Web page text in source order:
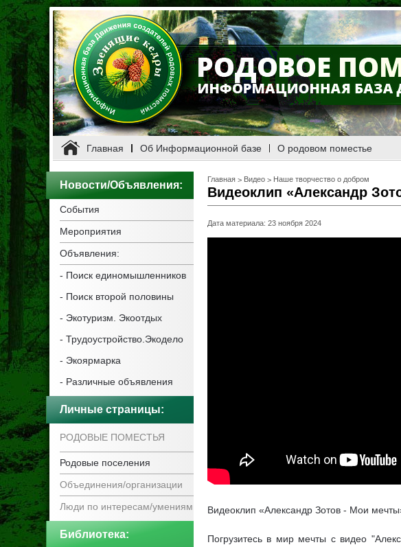
Главная Об Информационной базе О родовом поместье
Новости/Объявления:
События
Мероприятия
Объявления:
- Поиск единомышленников
- Поиск второй половины
- Экотуризм. Экоотдых
- Трудоустройство.Экодело
- Экоярмарка
- Различные объявления
Личные страницы:
РОДОВЫЕ ПОМЕСТЬЯ
Родовые поселения
Объединения/организации
Люди по интересам/умениям
Библиотека:
Главная > Видео > Наше творчество о добром
Видеоклип «Александр
Дата материала: 23 ноября 2024
Видеоклип «Александр Зотов - Мои
Погрузитесь в мир мечты с видео